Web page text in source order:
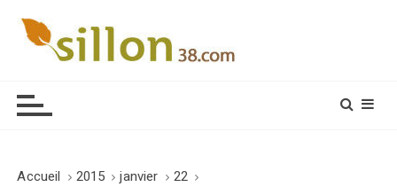
Accueil 2015 janvier
22